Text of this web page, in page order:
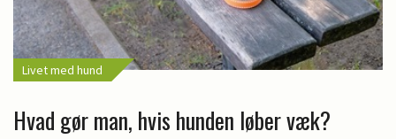
Livet med hund
Hvad gør man, hvis hunden løber væk?